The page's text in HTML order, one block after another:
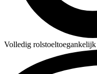
Volledig rolstoeltoegankelijk